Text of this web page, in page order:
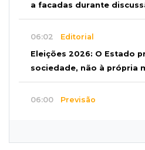
a facadas durante
06:02 Editorial
Eleições 2026: O Estado
sociedade, não à própria
06:00 Previsão